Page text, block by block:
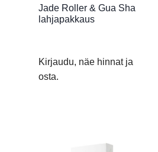
Jade Roller & Gua Sha
lahjapakkaus
Kirjaudu, näe hinnat ja
osta.